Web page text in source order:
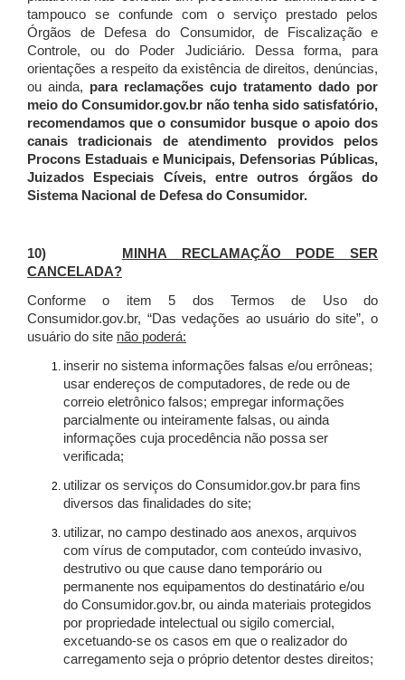
tampouco se confunde com o serviço prestado pelos
Órgãos de Defesa do Consumidor, de Fiscalização e
Controle, ou do Poder Judiciário. Dessa forma, para
orientações a respeito da existência de direitos, denúncias,
ou ainda, para reclamações cujo tratamento dado por
meio do Consumidor.gov.br não tenha sido satisfatório,
recomendamos que o consumidor busque o apoio dos
canais tradicionais de atendimento providos pelos
Procons Estaduais e Municipais, Defensorias Públicas,
Juizados Especiais Cíveis, entre outros órgãos do
Sistema Nacional de Defesa do Consumidor.
10)
MINHA RECLAMAÇÃO PODE SER
CANCELADA?
Conforme o item 5 dos Termos de Uso do
Consumidor.gov.br, “Das vedações ao usuário do site”, o
usuário do site não poderá:
inserir no sistema informações falsas e/ou errôneas;
usar endereços de computadores, de rede ou de
correio eletrônico falsos; empregar informações
parcialmente ou inteiramente falsas, ou ainda
informações cuja procedência não possa ser
verificada;
utilizar os serviços do Consumidor.gov.br para fins
diversos das finalidades do site;
utilizar, no campo destinado aos anexos, arquivos
com vírus de computador, com conteúdo invasivo,
destrutivo ou que cause dano temporário ou
permanente nos equipamentos do destinatário e/ou
do Consumidor.gov.br, ou ainda materiais protegidos
por propriedade intelectual ou sigilo comercial,
excetuando-se os casos em que o realizador do
carregamento seja o próprio detentor destes direitos;